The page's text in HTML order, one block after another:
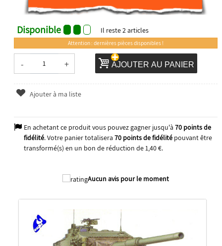
Disponible Il reste2articles
Attention : dernières pièces disponibles !
- + AJOUTER AU PANIER
Ajouter à ma liste
En achetant ce produit vous pouvez gagner jusqu'à 70points de
fidélité. Votre panier totalisera 70points de fidélitépouvant être
transformé(s) en un bon de réduction de1,40 €.
Aucun avis pour le moment